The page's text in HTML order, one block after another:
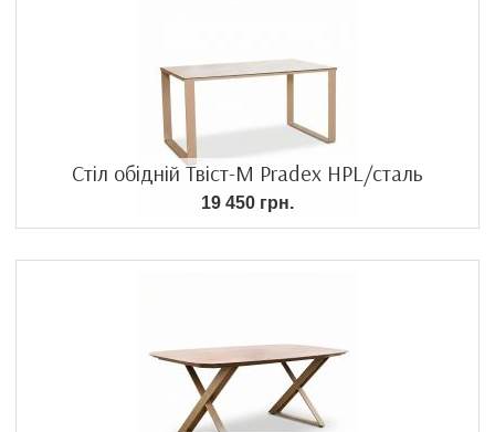
Стіл обідній Твіст-М Pradex HPL/сталь
19 450 грн.